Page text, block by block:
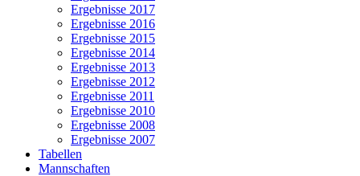
Ergebnisse 2017
Ergebnisse 2016
Ergebnisse 2015
Ergebnisse 2014
Ergebnisse 2013
Ergebnisse 2012
Ergebnisse 2011
Ergebnisse 2010
Ergebnisse 2008
Ergebnisse 2007
Tabellen
Mannschaften